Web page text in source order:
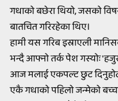
गधाको बछेरा थियो, जसको
बातचित गरिरहेका थिए।
हामी यस गरिब इस्राएली
भन्दै आफ्नो तर्क पेश गस्योः
आज मलाई एकपल्ट छुट
एकै गधाको पहिलो जन्मेको